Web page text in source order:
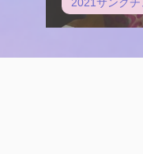
存在の